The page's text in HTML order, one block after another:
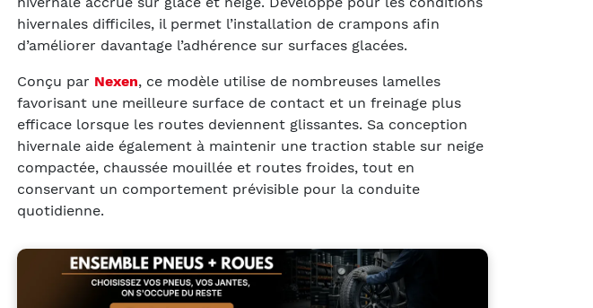
hivernales difficiles, il permet l’installation de crampons afin
d’améliorer davantage l’adhérence sur surfaces glacées.
Conçu par Nexen, ce modèle utilise de nombreuses lamelles
favorisant une meilleure surface de contact et un freinage plus
efficace lorsque les routes deviennent glissantes. Sa conception
hivernale aide également à maintenir une traction stable sur neige
compactée, chaussée mouillée et routes froides, tout en
conservant un comportement prévisible pour la conduite
quotidienne.